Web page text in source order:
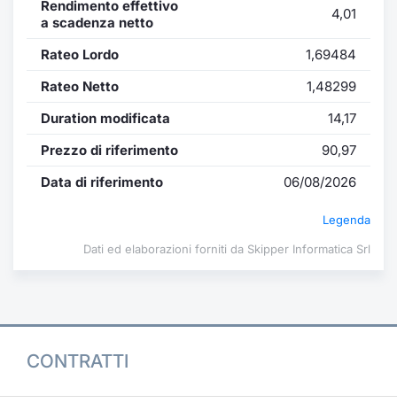
Rendimento effettivo
a scadenza netto
4,01
Rateo Lordo
1,69484
Rateo Netto
1,48299
Duration modificata
14,17
Prezzo di riferimento
90,97
Data di riferimento
06/08/2026
Legenda
Dati ed elaborazioni forniti da Skipper Informatica Srl
CONTRATTI